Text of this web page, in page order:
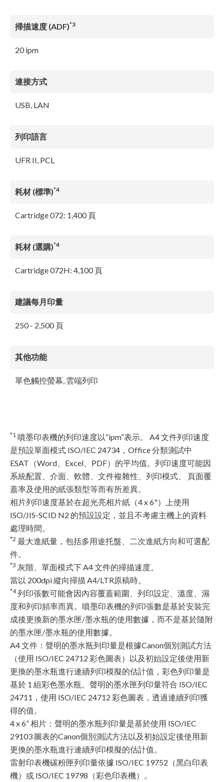
掃描速度 (ADF)*3
20 ipm
連接方式
USB, LAN
列印語言
UFR II, PCL
耗材 (標準)*4
Cartridge 072: 1,400 頁
耗材 (選購)*4
Cartridge 072H: 4,100 頁
建議每月印量
250 - 2,500 頁
其他功能
單色觸控螢幕, 雲端列印
*1 噴墨印表機的列印速度以“ipm”表示。 A4 文件列印速度
是預設單面模式 ISO/IEC 24734，Office 分類測試中
ESAT（Word、Excel、PDF）的平均值。列印速度可能因
系統配置、介面、軟體、文件複雜性、列印模式、 頁面覆
蓋率及使用的紙張類型等而有所差異。
相片列印速度基於在超光亮相片紙（4 x 6"）上使用
ISO/JIS-SCID N2 的預設設定，並且不考慮主機上的資料
處理時間。
*2 最大進紙量，包括多用途托盤、二次進紙方向和可選配
件。
*3 灰階、單面模式下 A4 文件的掃描速度。
當以 200dpi 縱向掃描 A4/LTR原稿時。
*4列印張數可能會因內容覆蓋範圍、列印設定、溫度、濕
度和列印頻率而異。噴墨印表機的列印張數是基於安裝完
成後更換新的墨水匣/墨水瓶的使用數據，而不是基於隨附
的墨水匣/墨水瓶的使用數據。
A4 文件：聲明的墨水瓶列印量是根據Canon個別測試方法
（使用 ISO/IEC 24712 彩色圖表）以及初始設定後使用新
更換的墨水瓶進行連續列印模擬的估計值，彩色列印量是
基於 1 組彩色墨水瓶。聲明的墨水匣列印量符合 ISO/IEC
24711，使用 ISO/IEC 24712 彩色圖表，透過連續列印獲
得的值。
4 x 6” 相片：聲明的墨水瓶列印量是基於使用 ISO/IEC
29103 圖表的Canon個別測試方法以及初始設定後使用新
更換的墨水瓶進行連續列印模擬的估計值。
雷射印表機碳粉匣列印量依據 ISO/IEC 19752（黑白印表
機）或 ISO/IEC 19798（彩色印表機）。